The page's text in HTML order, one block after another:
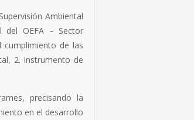
Ambiental
del OEFA – Sector
cumplimiento de las
2. Instrumento de
precisando la
en el desarrollo